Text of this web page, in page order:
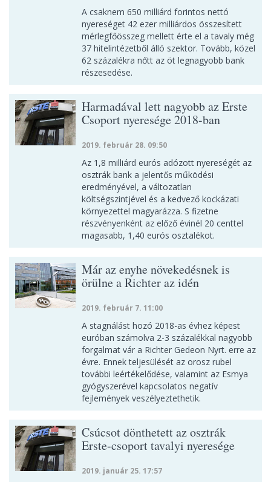
A csaknem 650 milliárd forintos nettó
nyereséget 42 ezer milliárdos összesített
mérlegfőösszeg mellett érte el a tavaly még
37 hitelintézetből álló szektor. Tovább, közel
62 százalékra nőtt az öt legnagyobb bank
részesedése.
Harmadával lett nagyobb az Erste
Csoport nyeresége 2018-ban
2019. február 28. 09:50
Az 1,8 milliárd eurós adózott nyereségét az
osztrák bank a jelentős működési
eredményével, a változatlan
költségszintjével és a kedvező kockázati
környezettel magyarázza. S fizetne
részvényenként az előző évinél 20 centtel
magasabb, 1,40 eurós osztalékot.
Már az enyhe növekedésnek is
örülne a Richter az idén
2019. február 7. 11:00
A stagnálást hozó 2018-as évhez képest
euróban számolva 2-3 százalékkal nagyobb
forgalmat vár a Richter Gedeon Nyrt. erre az
évre. Ennek teljesülését az orosz rubel
további leértékelődése, valamint az Esmya
gyógyszerével kapcsolatos negatív
fejlemények veszélyeztethetik.
Csúcsot dönthetett az osztrák
Erste-csoport tavalyi nyeresége
2019. január 25. 17:57